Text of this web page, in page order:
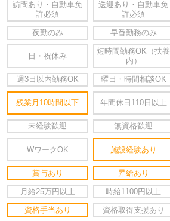
訪問あり・自動車免
許必須
送迎あり・自動車免
許必須
夜勤のみ 早番勤務のみ
日・祝休み
短時間勤務OK（扶養
内）
週3日以内勤務OK 曜日・時間相談OK
残業月10時間以下 年間休日110日以上
未経験歓迎 無資格歓迎
WワークOK 施設経験あり
賞与あり 昇給あり
月給25万円以上 時給1100円以上
資格手当あり 資格取得支援あり